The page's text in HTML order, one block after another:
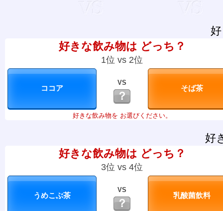
好きな飲み物は どっち？
1位 vs 2位
VS
？
好きな飲み物を お選びください。
好
好きな飲み物は どっち？
3位 vs 4位
VS
？